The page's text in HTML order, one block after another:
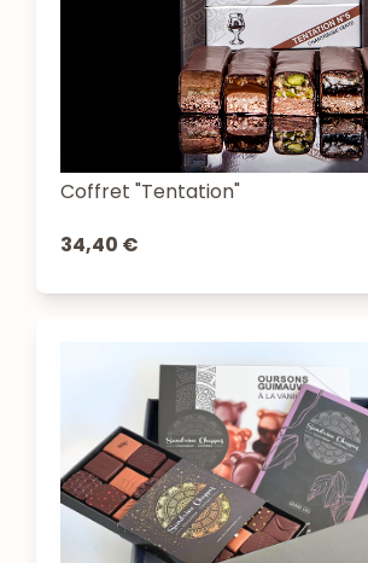
Coffret "Tentation"
34,40 €